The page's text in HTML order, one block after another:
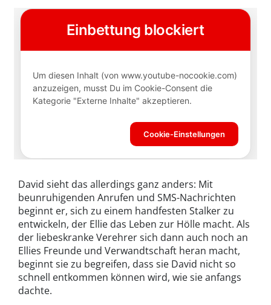
David sieht das allerdings ganz anders: Mit
beunruhigenden Anrufen und SMS-Nachrichten
beginnt er, sich zu einem handfesten Stalker zu
entwickeln, der Ellie das Leben zur Hölle macht. Als
der liebeskranke Verehrer sich dann auch noch an
Ellies Freunde und Verwandtschaft heran macht,
beginnt sie zu begreifen, dass sie David nicht so
schnell entkommen können wird, wie sie anfangs
dachte.